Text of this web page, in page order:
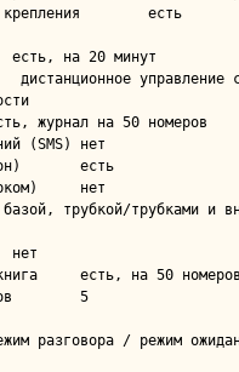
есть
нет
нет
трубкой/трубками и
5
/ режим ожидания)	18 /